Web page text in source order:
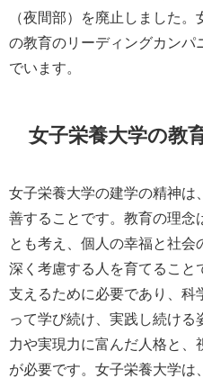
（夜間部）を廃止しました
の教育のリーディングカンパ
でいます。
女子栄養大学の教
女子栄養大学の建学の精神は
善することです。教育の理念
とも考え、個人の幸福と社会
深く考慮する人を育てること
支えるために必要であり、科
って学び続け、実践し続ける
力や実現力に富んだ人格と、
が必要です。女子栄養大学は